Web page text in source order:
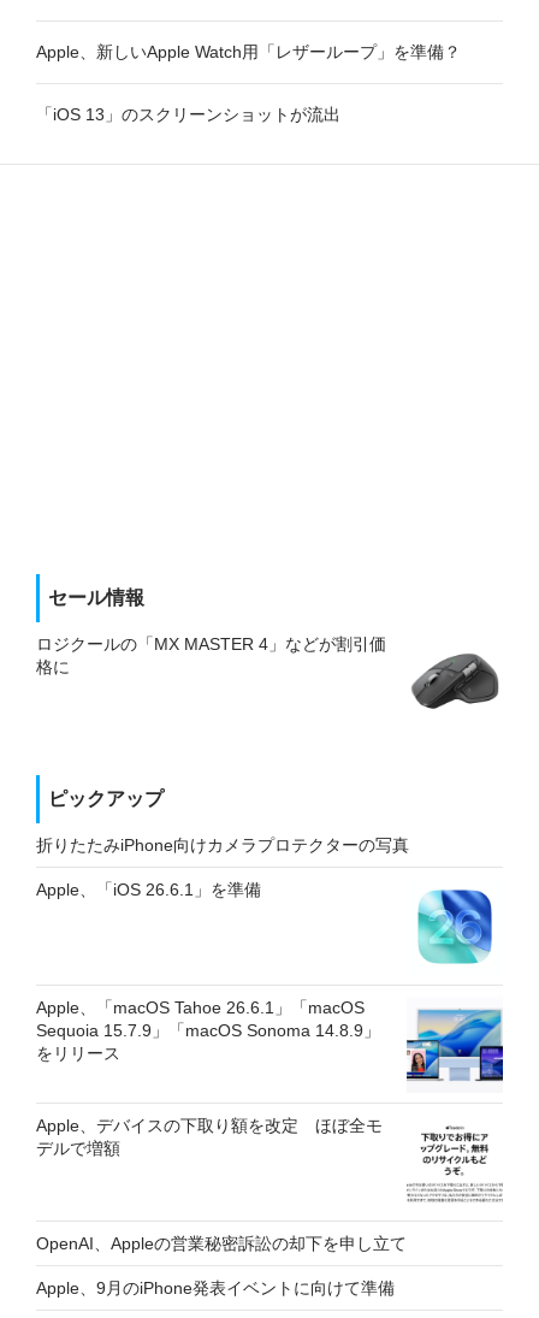
Apple、新しいApple Watch用「レザーループ」を準備？
「iOS 13」のスクリーンショットが流出
セール情報
ロジクールの「MX MASTER 4」などが割引価
格に
ピックアップ
折りたたみiPhone向けカメラプロテクターの写真
Apple、「iOS 26.6.1」を準備
Apple、「macOS Tahoe 26.6.1」「macOS
Sequoia 15.7.9」「macOS Sonoma 14.8.9」
をリリース
Apple、デバイスの下取り額を改定 ほぼ全モ
デルで増額
OpenAI、Appleの営業秘密訴訟の却下を申し立て
Apple、9月のiPhone発表イベントに向けて準備